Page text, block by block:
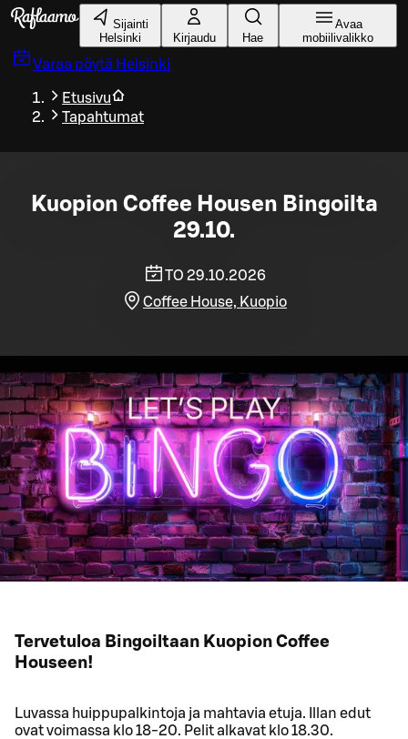
Siirry pääsisältöön
Sijainti
Helsinki
Kirjaudu Hae
Avaa
mobiilivalikko
Varaa pöytä Helsinki
Etusivu
Tapahtumat
Kuopion Coffee Housen Bingoilta
29.10.
TO 29.10.2026
Coffee House, Kuopio
Tervetuloa Bingoiltaan Kuopion Coffee
Houseen!
Luvassa huippupalkintoja ja mahtavia etuja. Illan edut
ovat voimassa klo 18-20. Pelit alkavat klo 18.30.